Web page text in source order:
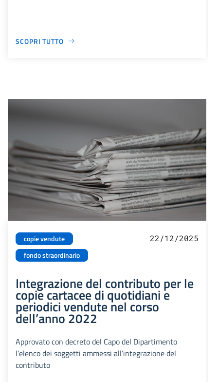
SCOPRI TUTTO
copie vendute
fondo straordinario
22/12/2025
Integrazione del contributo per le
copie cartacee di quotidiani e
periodici vendute nel corso
dell’anno 2022
Approvato con decreto del Capo del Dipartimento
l’elenco dei soggetti ammessi all’integrazione del
contributo